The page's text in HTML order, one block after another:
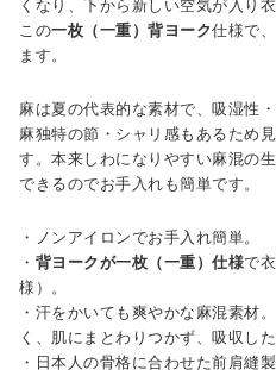
くなり、下から新しい空気が入り
この一枚（一重）背ヨーク仕様で
ます。
麻は夏の代表的な素材で、吸湿性
麻独特の節・シャリ感もあるため
す。本来しわになりやすい麻混の
できるのでお手入れも簡単です。
・ノンアイロンでお手入れ簡単。
・ 背ヨークが一枚（一重）仕様で
様）。
・汗をかいても爽やかな麻混素材
く、肌にまとわりつかず、吸収し
・日本人の骨格に合わせた前肩縫製